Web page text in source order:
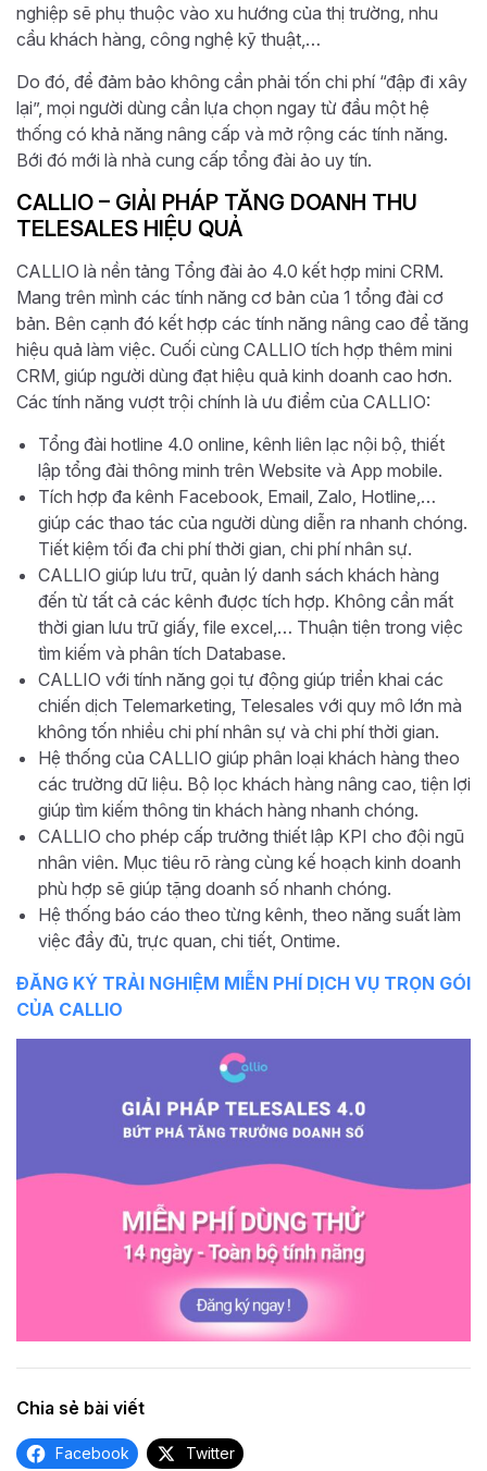
nghiệp sẽ phụ thuộc vào xu hướng của thị trường, nhu
cầu khách hàng, công nghệ kỹ thuật,…
Do đó, để đảm bảo không cần phải tốn chi phí “đập đi xây
lại”, mọi người dùng cần lựa chọn ngay từ đầu một hệ
thống có khả năng nâng cấp và mở rộng các tính năng.
Bới đó mới là nhà cung cấp tổng đài ảo uy tín.
CALLIO – GIẢI PHÁP TĂNG DOANH THU
TELESALES HIỆU QUẢ
CALLIO là nền tảng Tổng đài ảo 4.0 kết hợp mini CRM.
Mang trên mình các tính năng cơ bản của 1 tổng đài cơ
bản. Bên cạnh đó kết hợp các tính năng nâng cao để tăng
hiệu quả làm việc. Cuối cùng CALLIO tích hợp thêm mini
CRM, giúp người dùng đạt hiệu quả kinh doanh cao hơn.
Các tính năng vượt trội chính là ưu điểm của CALLIO:
Tổng đài hotline 4.0 online, kênh liên lạc nội bộ, thiết
lập tổng đài thông minh trên Website và App mobile.
Tích hợp đa kênh Facebook, Email, Zalo, Hotline,…
giúp các thao tác của người dùng diễn ra nhanh chóng.
Tiết kiệm tối đa chi phí thời gian, chi phí nhân sự.
CALLIO giúp lưu trữ, quản lý danh sách khách hàng
đến từ tất cả các kênh được tích hợp. Không cần mất
thời gian lưu trữ giấy, file excel,… Thuận tiện trong việc
tìm kiếm và phân tích Database.
CALLIO với tính năng gọi tự động giúp triển khai các
chiến dịch Telemarketing, Telesales với quy mô lớn mà
không tốn nhiều chi phí nhân sự và chi phí thời gian.
Hệ thống của CALLIO giúp phân loại khách hàng theo
các trường dữ liệu. Bộ lọc khách hàng nâng cao, tiện lợi
giúp tìm kiếm thông tin khách hàng nhanh chóng.
CALLIO cho phép cấp trưởng thiết lập KPI cho đội ngũ
nhân viên. Mục tiêu rõ ràng cùng kế hoạch kinh doanh
phù hợp sẽ giúp tặng doanh số nhanh chóng.
Hệ thống báo cáo theo từng kênh, theo năng suất làm
việc đầy đủ, trực quan, chi tiết, Ontime.
ĐĂNG KÝ TRẢI NGHIỆM MIỄN PHÍ DỊCH VỤ TRỌN GÓI
CỦA CALLIO
Chia sẻ bài viết
Facebook Twitter